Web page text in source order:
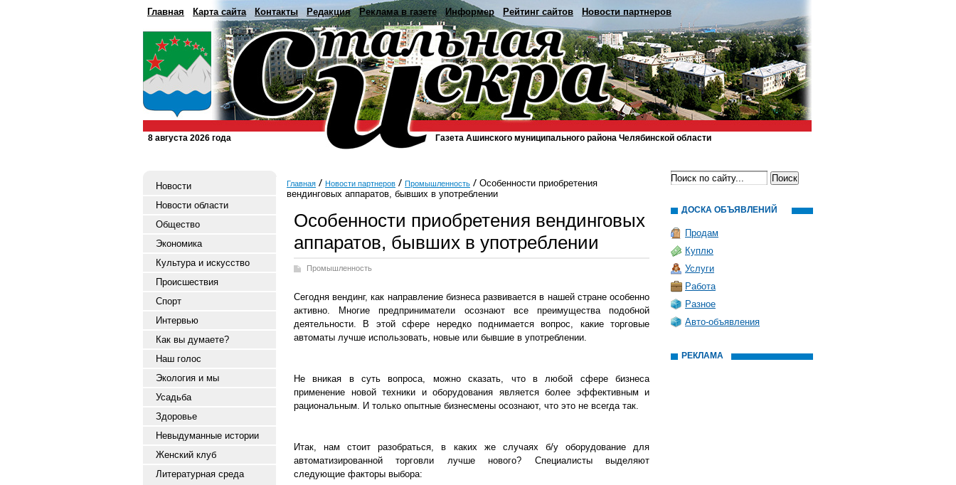
Главная Карта сайта Контакты Редакция Реклама в газете Информер Рейтинг сайтов Новости партнеров
8 августа 2026 года Газета Ашинского муниципального района Челябинской области
Новости
Новости области
Общество
Экономика
Культура и искусство
Происшествия
Спорт
Интервью
Как вы думаете?
Наш голос
Экология и мы
Усадьба
Здоровье
Невыдуманные истории
Женский клуб
Литературная среда
Главная Новости партнеров Промышленность
Особенности приобретения
вендинговых аппаратов, бывших в употреблении
Особенности приобретения вендинговых
аппаратов, бывших в употреблении
Промышленность
Сегодня вендинг, как направление бизнеса развивается в нашей стране особенно
активно. Многие предприниматели осознают все преимущества подобной
деятельности. В этой сфере нередко поднимается вопрос, какие торговые
автоматы лучше использовать, новые или бывшие в употреблении.
Не вникая в суть вопроса, можно сказать, что в любой сфере бизнеса
применение новой техники и оборудования является более эффективным и
рациональным. И только опытные бизнесмены осознают, что это не всегда так.
Итак, нам стоит разобраться, в каких же случаях б/у оборудование для
автоматизированной торговли лучше нового? Специалисты выделяют
следующие факторы выбора:
ДОСКА ОБЪЯВЛЕНИЙ
Продам
Куплю
Услуги
Работа
Разное
Авто-объявления
РЕКЛАМА